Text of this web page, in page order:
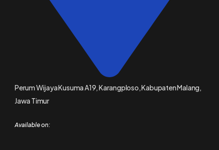
Perum Wijaya Kusuma A19, Karangploso, Kabupaten Malang,
Jawa Timur
Available on: